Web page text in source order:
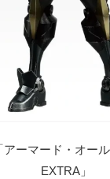
ーマード・オー
EXTRA」